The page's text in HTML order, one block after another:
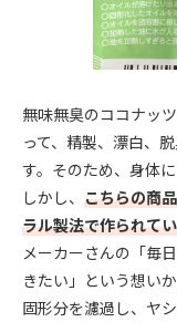
無味無臭のココナッ
って、精製、漂白、
す。そのため、身体
しかし、 こちらの商
ラル製法で作られて
メーカーさんの「毎
きたい」という想い
固形分を濾過し、ヤ